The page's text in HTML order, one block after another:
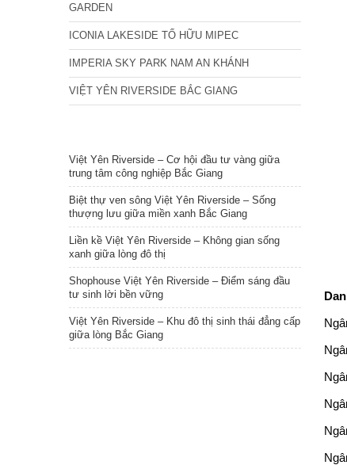
GARDEN
ICONIA LAKESIDE TỐ HỮU MIPEC
IMPERIA SKY PARK NAM AN KHÁNH
VIỆT YÊN RIVERSIDE BẮC GIANG
Việt Yên Riverside – Cơ hội đầu tư vàng giữa
trung tâm công nghiệp Bắc Giang
Biệt thự ven sông Việt Yên Riverside – Sống
thượng lưu giữa miền xanh Bắc Giang
Liền kề Việt Yên Riverside – Không gian sống
xanh giữa lòng đô thị
Shophouse Việt Yên Riverside – Điểm sáng đầu
tư sinh lời bền vững
Việt Yên Riverside – Khu đô thị sinh thái đẳng cấp
giữa lòng Bắc Giang